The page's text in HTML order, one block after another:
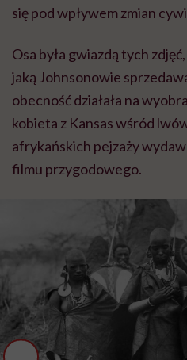
się pod wpływem zmian
Osa była gwiazdą tych
jaką Johnsonowie
obecność działała na
kobieta z Kansas wśród
afrykańskich pejzaży
filmu przygodowego.